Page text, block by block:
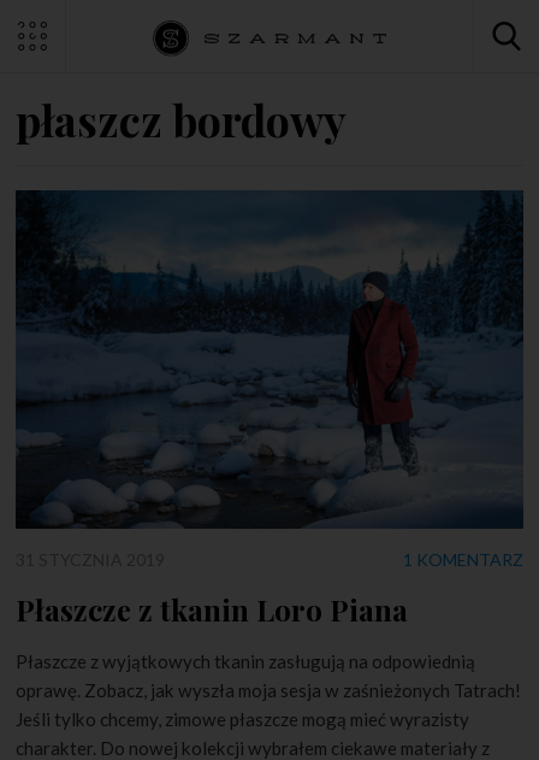
płaszcz bordowy
1 KOMENTARZ
Płaszcze z tkanin Loro Piana
Płaszcze z wyjątkowych tkanin zasługują na odpowiednią
oprawę. Zobacz, jak wyszła moja sesja w zaśnieżonych Tatrach!
Jeśli tylko chcemy, zimowe płaszcze mogą mieć wyrazisty
charakter. Do nowej kolekcji wybrałem ciekawe materiały z